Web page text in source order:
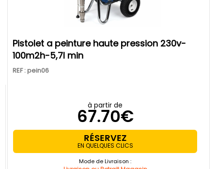
pistolet a peinture haute pression 230v-
100m2h-5,7l min
REF : pein06
à partir de
67.70€
RÉSERVEZ
EN QUELQUES CLICS
Mode de Livraison :